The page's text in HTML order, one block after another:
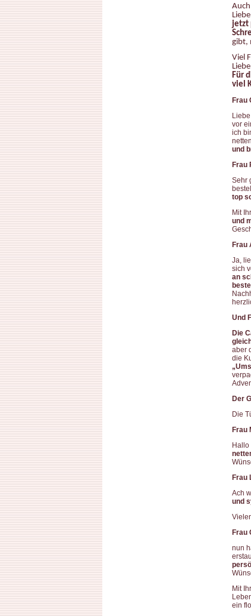
jetzt
gibt,
Viel
Für
viel
Frau
vor
ich
und
Frau
Sehr
top
Mit
und
Frau
Ja,
sich
an
Und
Die
aber
die
Der
Die
Frau
Hallo
Frau
Ach
und
Frau
nun
Mit
ein